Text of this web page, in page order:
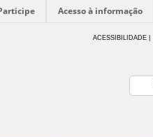
Acesso à informação
ACESSIBILIDADE